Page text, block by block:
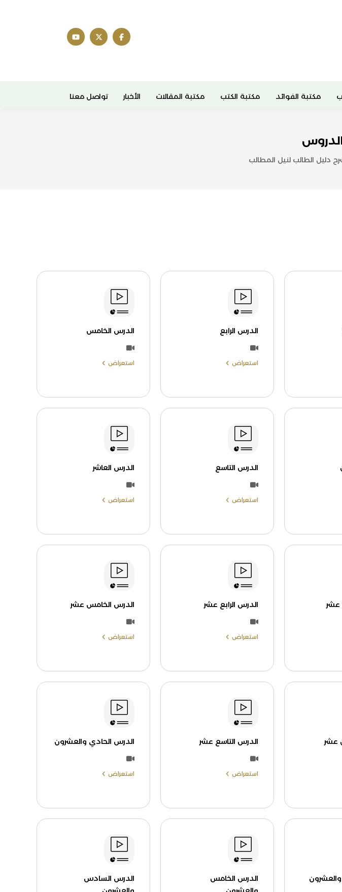
مكتبة الفوائد مكتبة الكتب مكتبة المقالات الأخبار تواصل معنا
دليل الطالب لنيل المطالب
الدرس الرابع
استعراض
الدرس الخامس
استعراض
الدرس التاسع
استعراض
الدرس العاشر
استعراض
عشر الدرس الرابع عشر
استعراض
الدرس الخامس عشر
استعراض
عشر الدرس التاسع عشر
استعراض
الدرس الحادي والعشرون
استعراض
والعشرون
الدرس الخامس
الدرس السادس